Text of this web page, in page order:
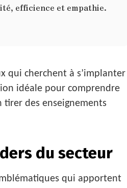
efficience et empathie.
qui cherchent à s’implanter
idéale pour comprendre
tirer des enseignements
du secteur
qui apportent